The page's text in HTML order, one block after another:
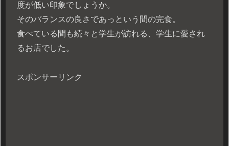
度が低い印象でしょうか。
そのバランスの良さであっという間の完食。
食べている間も続々と学生が訪れる、学生に愛され
るお店でした。
スポンサーリンク